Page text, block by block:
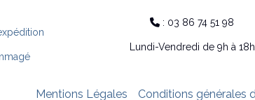
 : 03 86 74 51 98
Lundi-Vendredi de 9h à 18h
Mentions Légales Conditions générales